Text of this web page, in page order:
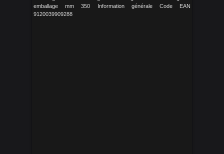
emballage mm 350 Information générale Code EAN
9120039909288